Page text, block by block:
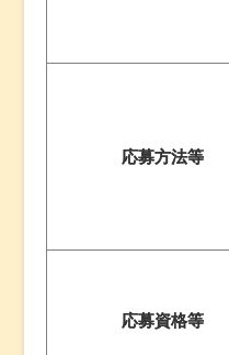
応募方法等
応募資格等